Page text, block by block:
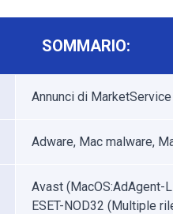
SOMMARIO:
Annunci di MarketService
Adware, Mac malware,
Avast (MacOS:AdAgent-
ESET-NOD32 (Multiple